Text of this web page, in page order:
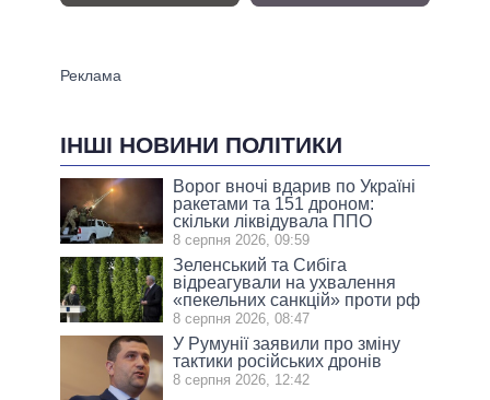
ІНШІ НОВИНИ ПОЛІТИКИ
Ворог вночі вдарив по Україні
ракетами та 151 дроном:
скільки ліквідувала ППО
8 серпня 2026, 09:59
Зеленський та Сибіга
відреагували на ухвалення
«пекельних санкцій» проти рф
8 серпня 2026, 08:47
У Румунії заявили про зміну
тактики російських дронів
8 серпня 2026, 12:42